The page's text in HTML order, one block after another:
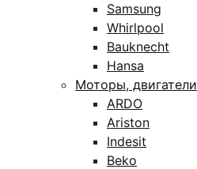
Samsung
Whirlpool
Bauknecht
Hansa
Моторы, двигатели
ARDO
Ariston
Indesit
Beko